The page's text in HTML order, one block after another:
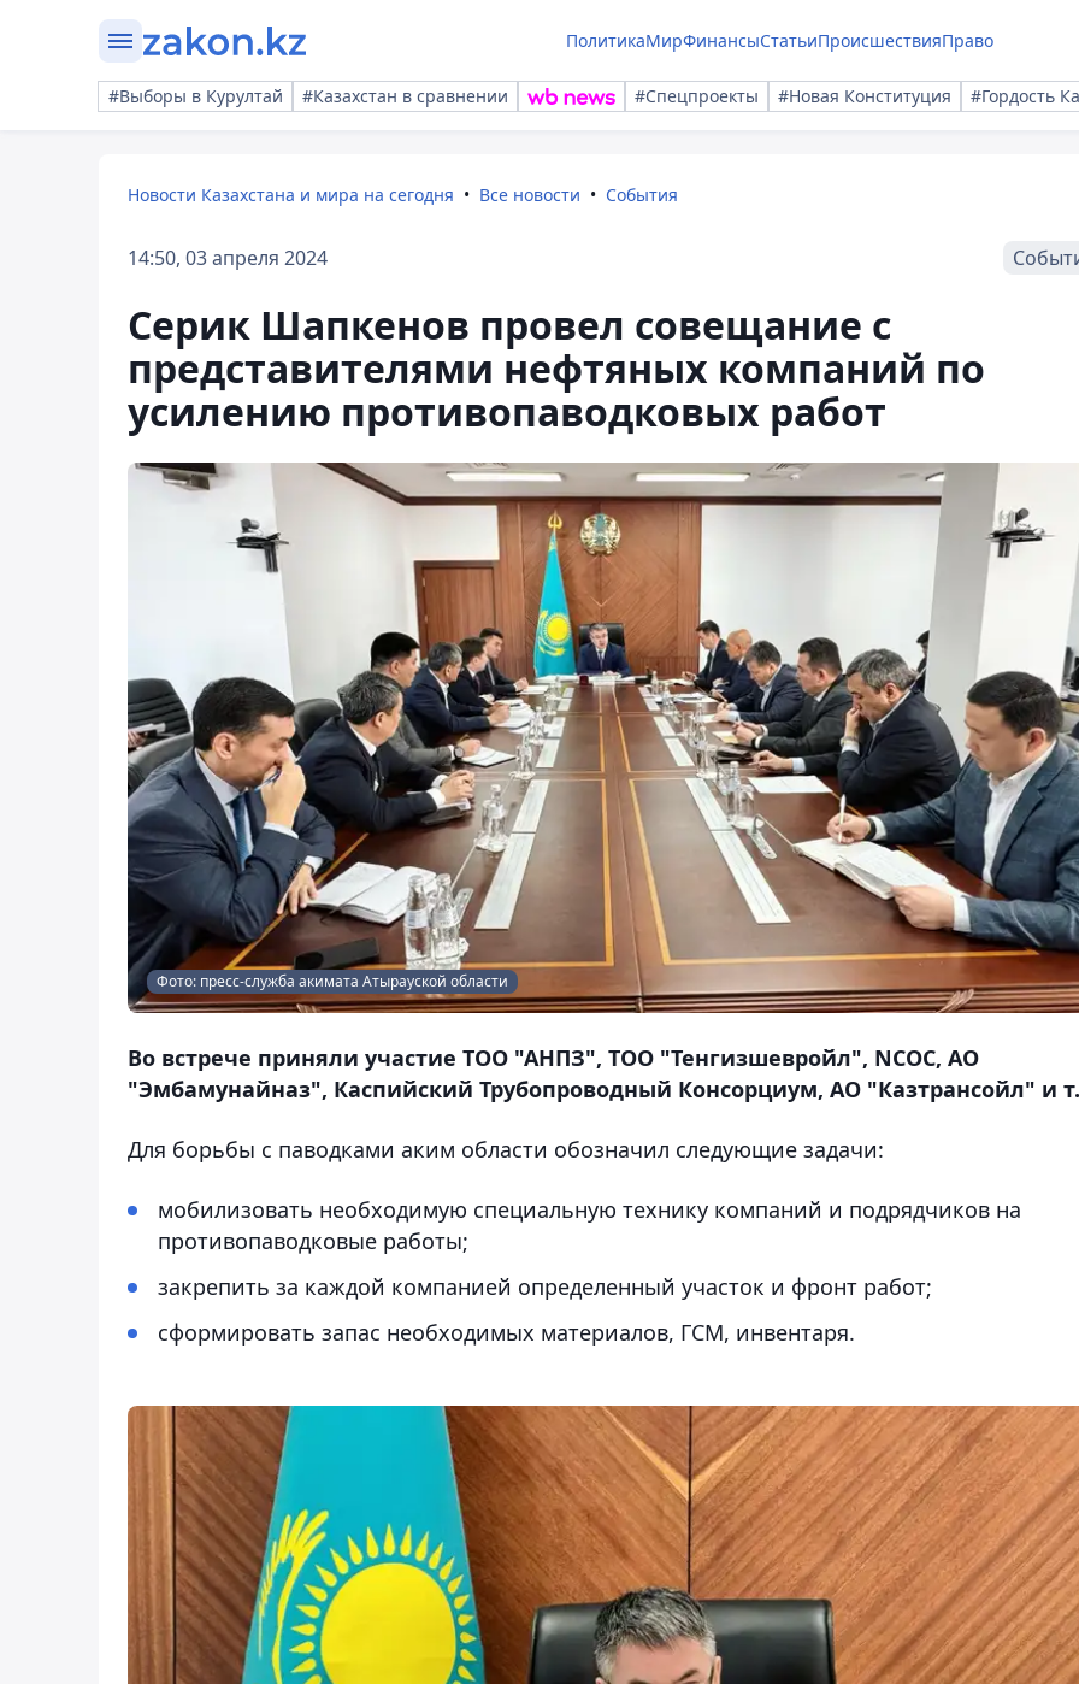
ПолитикаМирФинансыСтатьиПроисшествияПраво
#Выборы в Курултай #Казахстан в сравнении #Спецпроекты #Новая Конституция #Гордость
Новости Казахстана и мира на сегодня Все новости События
14:50, 03 апреля 2024
Серик Шапкенов провел совещание с
представителями нефтяных компаний по
усилению противопаводковых работ
Фото: пресс-служба акимата Атырауской области
Во встрече приняли участие ТОО "АНПЗ", ТОО "Тенгизшевройл", NCOC, АО
"Эмбамунайназ", Каспийский Трубопроводный Консорциум, АО "Казтрансойл" и
Для борьбы с паводками аким области обозначил следующие задачи:
мобилизовать необходимую специальную технику компаний и подрядчиков на
противопаводковые работы;
⁠закрепить за каждой компанией определенный участок и фронт работ;
сформировать запас необходимых материалов, ГСМ, инвентаря.